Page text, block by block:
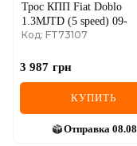
Трос КПП Fiat Doblo
1.3MJTD (5 speed) 09-
Код: FT73107
3 987 грн
КУПИТЬ
Отправка 08.08